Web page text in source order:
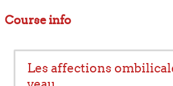
Course info
Les affections